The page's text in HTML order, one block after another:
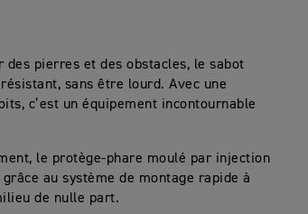
pierres et des obstacles, le sabot
sans être lourd. Avec une
c’est un équipement incontournable
le protège-phare moulé par injection
au système de montage rapide à
de nulle part.